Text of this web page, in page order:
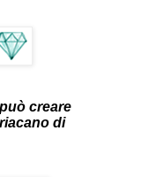
creare
di